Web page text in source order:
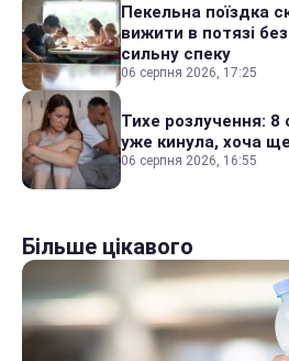
Пекельна поїздка
вижити в потязі
сильну спеку
06 серпня 2026, 17:25
Тихе розлучення:
уже кинула, хоча
06 серпня 2026, 16:55
Більше цікавого